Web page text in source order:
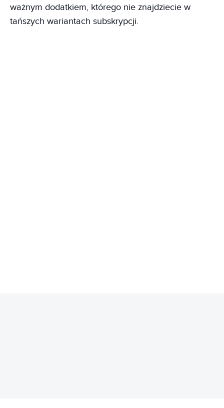
ważnym dodatkiem, którego nie znajdziecie w
tańszych wariantach subskrypcji.